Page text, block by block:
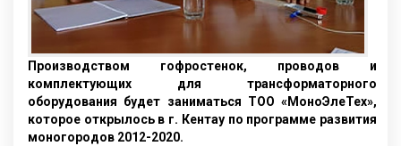
Производством гофростенок, проводов и
комплектующих для трансформаторного
оборудования будет заниматься ТОО «МоноЭлеТех»,
которое открылось в г. Кентау по программе развития
моногородов 2012-2020.